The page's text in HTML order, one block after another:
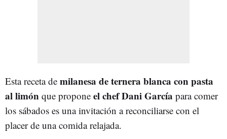
Esta receta de milanesa de ternera blanca con pasta
al limón que propone el chef Dani García para comer
los sábados es una invitación a reconciliarse con el
placer de una comida relajada.